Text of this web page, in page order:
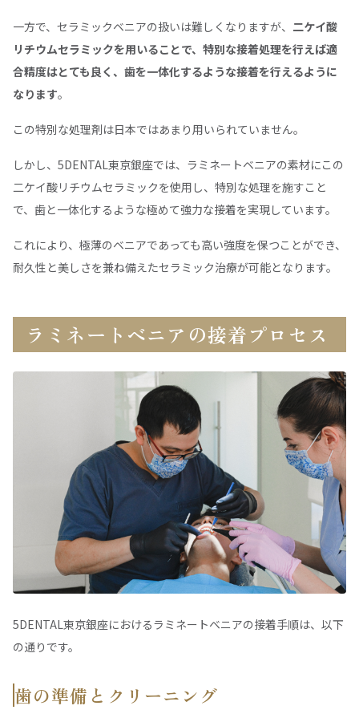
一方で、セラミックベニアの扱いは難しくなりますが、 二ケイ酸
リチウムセラミックを用いることで、特別な接着処理を行えば適
合精度はとても良く、歯を一体化するような接着を行えるように
なります。
この特別な処理剤は日本ではあまり用いられていません。
しかし、5DENTAL東京銀座では、ラミネートベニアの素材にこの
二ケイ酸リチウムセラミックを使用し、特別な処理を施すこと
で、歯と一体化するような極めて強力な接着を実現しています。
これにより、極薄のベニアであっても高い強度を保つことができ、
耐久性と美しさを兼ね備えたセラミック治療が可能となります。
ラミネートベニアの接着プロセス
5DENTAL東京銀座におけるラミネートベニアの接着手順は、以下
の通りです。
歯の準備とクリーニング